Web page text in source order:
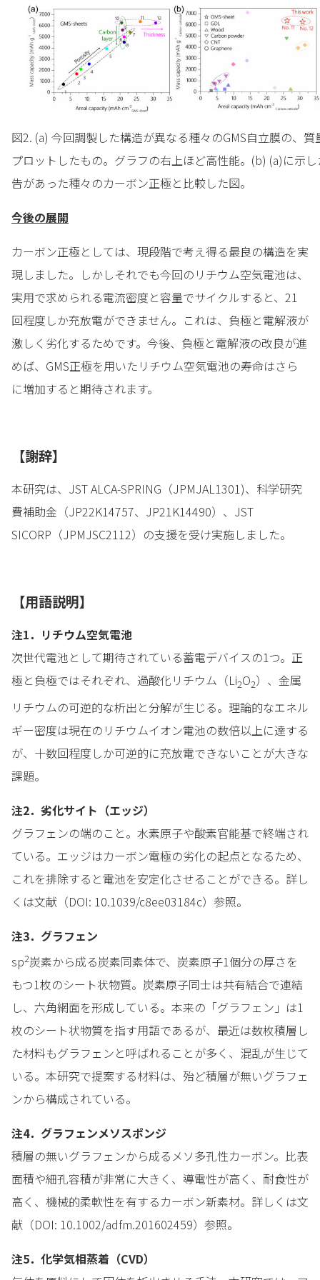
図2. (a) 今回調製した構造が異なる種々のGMS自立膜の、
プロットしたもの。グラフの右上ほど高性能。(b) (a)に示
告があった種々のカーボン正極と比較した図。
今後の展開
カーボン正極としては、現段階で考え得る最良の構造を実
現しました。しかしそれでも今回のリチウム空気電池は、
実用で求められる電流密度と容量でサイクルすると、21
回程度しか充放電ができません。これは、負極と電解液が
激しく劣化するためです。今後、負極と電解液の改良が進
めば、GMS正極を用いたリチウム空気電池の寿命はさら
に増加すると期待されます。
【謝辞】
本研究は、JST ALCA-SPRING（JPMJAL1301)、科学研究
費補助金（JP22K14757、JP21K14490）、JST
SICORP（JPMJSC2112）の支援を受け実施しました。
【用語説明】
注1．リチウム空気電池
次世代電池として期待されている蓄電デバイスの1つ。正
極と負極ではそれぞれ、過酸化リチウム（Li2O2）、金属
リチウムの可逆的な析出と分解が生じる。理論的なエネル
ギー密度は現在のリチウムイオン電池の数倍以上に達する
が、十数回程度しか可逆的に充放電できないことが大きな
課題。
注2．劣化サイト（エッジ）
グラフェンの端のこと。水素原子や酸素官能基で終端され
ている。エッジはカーボン電極の劣化の起点となるため、
これを排除すると電池を安定化させることができる。詳し
くは文献（DOI: 10.1039/c8ee03184c）参照。
注3．グラフェン
sp2炭素から成る炭素同素体で、炭素原子1個分の厚さを
もつ1枚のシート状物質。炭素原子同士は共有結合で連結
し、六角網面を形成している。本来の「グラフェン」は1
枚のシート状物質を指す用語であるが、最近は数枚積層し
た材料もグラフェンと呼ばれることが多く、混乱が生じて
いる。本研究で提案する材料は、殆ど積層が無いグラフェ
ンから構成されている。
注4．グラフェンメソスポンジ
積層の無いグラフェンから成るメソ多孔性カーボン。比表
面積や細孔容積が非常に大きく、導電性が高く、耐食性が
高く、機械的柔軟性を有するカーボン新素材。詳しくは文
献（DOI: 10.1002/adfm.201602459）参照。
注5．化学気相蒸着（CVD）